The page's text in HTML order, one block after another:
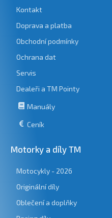
Kontakt
Doprava a platba
Obchodní podmínky
Ochrana dat
Servis
Dealeři a TM Pointy
Manuály
Ceník
Motorky a díly TM
Motocykly - 2026
Originální díly
Oblečení a doplňky